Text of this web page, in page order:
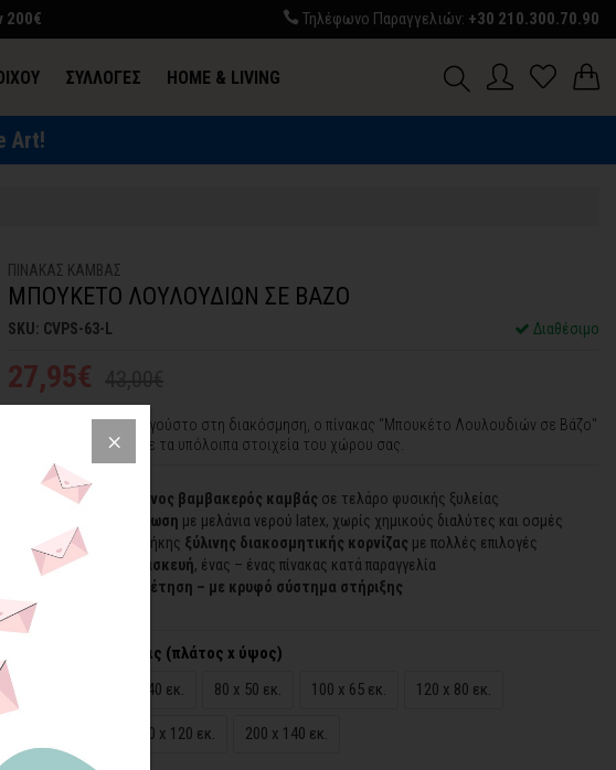
200€ Τηλέφωνο Παραγγελιών: +30 210.300.70.90
ΣΥΛΛΟΓΕΣ HOME & LIVING
Art!
ΠΙΝΑΚΑΣ ΚΑΜΒΑΣ
ΜΠΟΥΚΕΤΟ ΛΟΥΛΟΥΔΙΩΝ ΣΕ ΒΑΖΟ
SKU: CVPS-63-L Διαθέσιμο
27,95€
Αν έχετε πιο κλασικό γούστο στη διακόσμηση, ο πίνακας "Μπουκέτο Λουλουδιών σε Βάζο"
θα "δέσει" αρμονικά με τα υπόλοιπα στοιχεία του χώρου σας.
100% πιστοποιημένος βαμβακερός καμβάς σε τελάρο φυσικής ξυλείας
Οικολογική εκτύπωση με μελάνια νερού latex, χωρίς χημικούς διαλύτες και οσμές
Δυνατότητα προσθήκης ξύλινης διακοσμητικής κορνίζας με πολλές επιλογές
Χειροποίητη κατασκευή, ένας – ένας πίνακας κατά παραγγελία
Έτοιμοι για τοποθέτηση – με κρυφό σύστημα στήριξης
Επιλέξτε διαστάσεις (πλάτος x ύψος)
65 x 40 εκ. 80 x 50 εκ. 100 x 65 εκ. 120 x 80 εκ.
180 x 120 εκ. 200 x 140 εκ.